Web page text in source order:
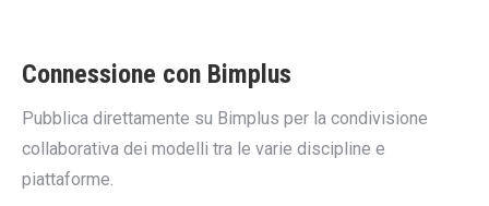
Connessione con Bimplus
Pubblica direttamente su Bimplus per la condivisione
collaborativa dei modelli tra le varie discipline e
piattaforme.